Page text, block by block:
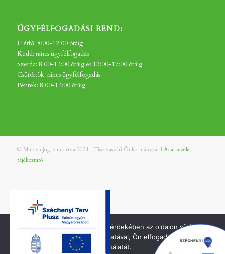
ÜGYFÉLFOGADÁSI REND:
Hétfő: 8:00-12:00 óráig
Kedd: nincs ügyfélfogadás
Szerda: 8:00-12:00 óráig és 13:00-17:00 óráig
Csütörtök: nincs ügyfélfogadás
Péntek: 8:00-12:00 óráig
© Minden jog fenntartva 2024 - Tiszavasvári Önkormányzat | Adatkezelési
tájékoztató
A jobb felhasználói élmény érdekében az oldalon sütiket
használunk. Oldalunk használatával, Ön elfogadja a cookie-k
használatát.